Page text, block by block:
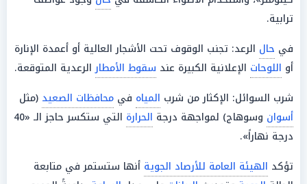
ترابية.
في حال الرعد: تجنب الوقوف تحت الأشجار العالية أو أعمدة الإنارة
أو اللوحات الإعلانية الكبيرة عند سقوط الأمطارالرعدية المتوقعة.
شرب السوائل: الإكثار من شرب المياه في محافظات الصعيد (مثل
أسوان وسوهاج) لمواجهة درجة الحرارة
التي ستكسر حاجز الـ «40
درجة نهاراً».
تؤكد الهيئة العامة للأرصاد الجوية أنها ستستمر في متابعة